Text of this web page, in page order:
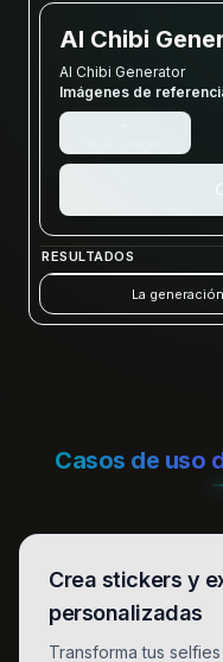
AI Chibi
AI Chibi Generator
Imágenes de
RESULTADOS
La
Casos de uso
Crea stickers y
personalizadas
Transforma tus